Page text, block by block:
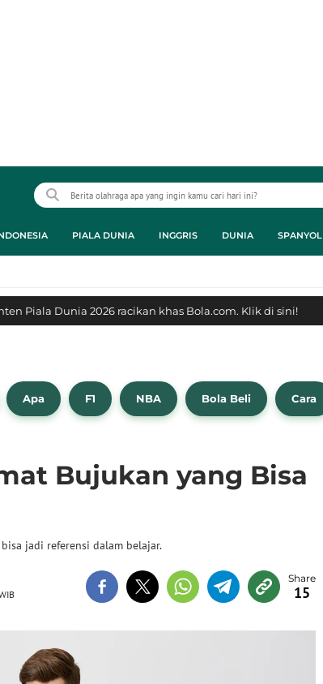
PIALA DUNIA INGGRIS DUNIA SPANYOL
Piala Dunia 2026 racikan khas Bola.com. Klik di sini!
Apa F1 NBA Bola Beli Cara
Bujukan yang Bisa
jadi referensi dalam belajar.
15